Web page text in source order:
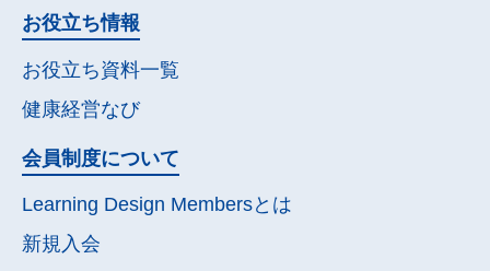
お役立ち情報
お役立ち資料一覧
健康経営なび
会員制度について
Learning Design Membersとは
新規入会